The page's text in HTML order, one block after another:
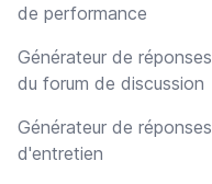
de performance
Générateur de réponses
du forum de discussion
Générateur de réponses
d'entretien